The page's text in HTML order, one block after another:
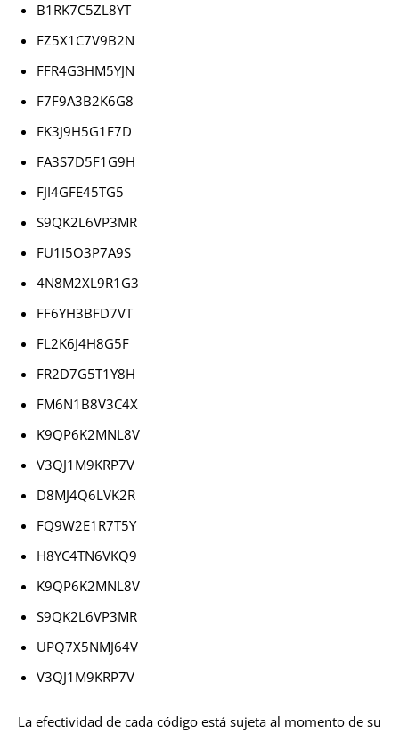
B1RK7C5ZL8YT
FZ5X1C7V9B2N
FFR4G3HM5YJN
F7F9A3B2K6G8
FK3J9H5G1F7D
FA3S7D5F1G9H
FJI4GFE45TG5
S9QK2L6VP3MR
FU1I5O3P7A9S
4N8M2XL9R1G3
FF6YH3BFD7VT
FL2K6J4H8G5F
FR2D7G5T1Y8H
FM6N1B8V3C4X
K9QP6K2MNL8V
V3QJ1M9KRP7V
D8MJ4Q6LVK2R
FQ9W2E1R7T5Y
H8YC4TN6VKQ9
K9QP6K2MNL8V
S9QK2L6VP3MR
UPQ7X5NMJ64V
V3QJ1M9KRP7V
La efectividad de cada código está sujeta al momento de su